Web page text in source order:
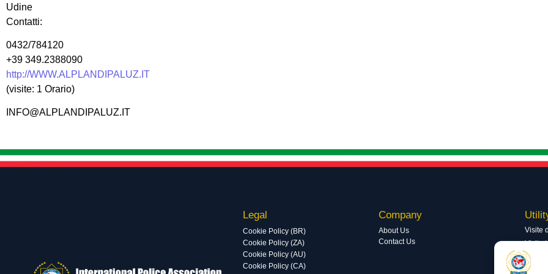
Udine
Contatti:
0432/784120
+39 349.2388090
http://WWW.ALPLANDIPALUZ.IT
(visite: 1 Orario)
INFO@ALPLANDIPALUZ.IT
Legal
Cookie Policy (BR)
Cookie Policy (ZA)
Cookie Policy (AU)
Cookie Policy (CA)
Company
About Us
Contact Us
Visite
Visite